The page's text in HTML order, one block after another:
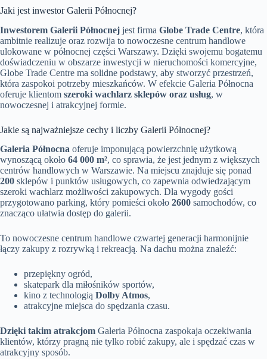
Jaki jest inwestor Galerii Północnej?
Inwestorem Galerii Północnej jest firma Globe Trade Centre, która
ambitnie realizuje oraz rozwija to nowoczesne centrum handlowe
ulokowane w północnej części Warszawy. Dzięki swojemu bogatemu
doświadczeniu w obszarze inwestycji w nieruchomości komercyjne,
Globe Trade Centre ma solidne podstawy, aby stworzyć przestrzeń,
która zaspokoi potrzeby mieszkańców. W efekcie Galeria Północna
oferuje klientom szeroki wachlarz sklepów oraz usług, w
nowoczesnej i atrakcyjnej formie.
Jakie są najważniejsze cechy i liczby Galerii Północnej?
Galeria Północna oferuje imponującą powierzchnię użytkową
wynoszącą około 64 000 m², co sprawia, że jest jednym z większych
centrów handlowych w Warszawie. Na miejscu znajduje się ponad
200 sklepów i punktów usługowych, co zapewnia odwiedzającym
szeroki wachlarz możliwości zakupowych. Dla wygody gości
przygotowano parking, który pomieści około 2600 samochodów, co
znacząco ułatwia dostęp do galerii.
To nowoczesne centrum handlowe czwartej generacji harmonijnie
łączy zakupy z rozrywką i rekreacją. Na dachu można znaleźć:
przepiękny ogród,
skatepark dla miłośników sportów,
kino z technologią Dolby Atmos,
atrakcyjne miejsca do spędzania czasu.
Dzięki takim atrakcjom Galeria Północna zaspokaja oczekiwania
klientów, którzy pragną nie tylko robić zakupy, ale i spędzać czas w
atrakcyjny sposób.